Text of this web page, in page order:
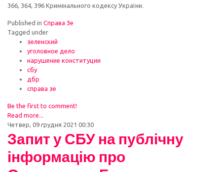
​​366, 364, 396 Кримінального кодексу України.
Published in Справа Зе
Tagged under
зеленский
уголовное дело
нарушение конституции
сбу
дбр
справа зе
Be the first to comment!
Read more...
Четвер, 09 грудня 2021 00:30
Запит у СБУ на публічну
інформацію про